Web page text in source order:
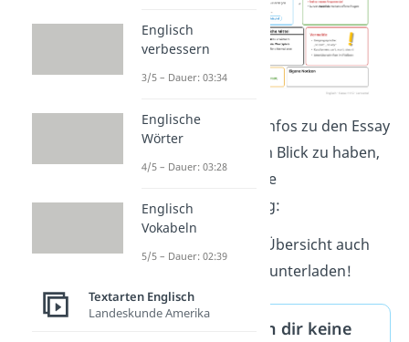
Um nochmal alle Infos zu den Essay
Englisch auf einem Blick zu haben,
findest du hier eine
Zusammenfassung:
Du kannst dir die Übersicht auch
kostenlos herunterladen!
Was tun, wenn dir keine
Englisch
verbessern
3/5 – Dauer: 03:34
Englische
Wörter
4/5 – Dauer: 03:28
Englisch
Vokabeln
5/5 – Dauer: 02:39
Textarten Englisch
Landeskunde Amerika